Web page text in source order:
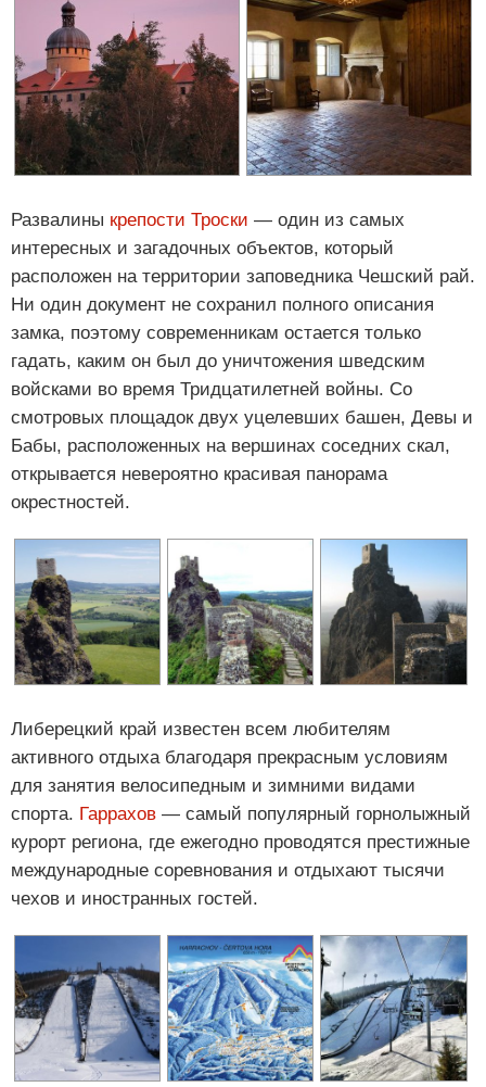
Развалины крепости Троски — один из самых
интересных и загадочных объектов, который
расположен на территории заповедника Чешский рай.
Ни один документ не сохранил полного описания
замка, поэтому современникам остается только
гадать, каким он был до уничтожения шведским
войсками во время Тридцатилетней войны. Со
смотровых площадок двух уцелевших башен, Девы и
Бабы, расположенных на вершинах соседних скал,
открывается невероятно красивая панорама
окрестностей.
Либерецкий край известен всем любителям
активного отдыха благодаря прекрасным условиям
для занятия велосипедным и зимними видами
спорта. Гаррахов — самый популярный горнолыжный
курорт региона, где ежегодно проводятся престижные
международные соревнования и отдыхают тысячи
чехов и иностранных гостей.